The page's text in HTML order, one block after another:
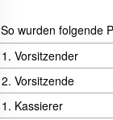
So wurden folgende
1. Vorsitzender
2. Vorsitzende
1. Kassierer